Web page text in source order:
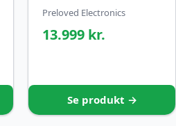
Preloved Electronics
13.999 kr.
Se produkt →